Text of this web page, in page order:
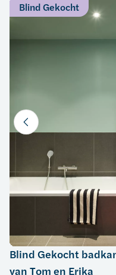
Blind Gekocht
Blind Gekocht
van Tom en Erika